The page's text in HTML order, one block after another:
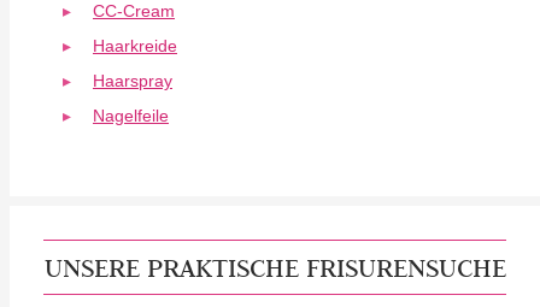
CC-Cream
Haarkreide
Haarspray
Nagelfeile
UNSERE PRAKTISCHE FRISURENSUCHE